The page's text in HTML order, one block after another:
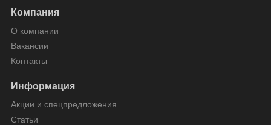
Компания
О компании
Вакансии
Контакты
Информация
Акции и спецпредложения
Статьи